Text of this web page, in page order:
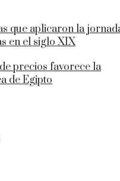
que aplicaron la
en el siglo XIX
precios favorece la
de Egipto